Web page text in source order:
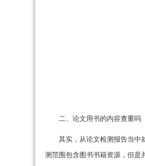
二、论文用书的内容查重吗
其实，从论文检测报告当中
测范围包含图书书籍资源，但是